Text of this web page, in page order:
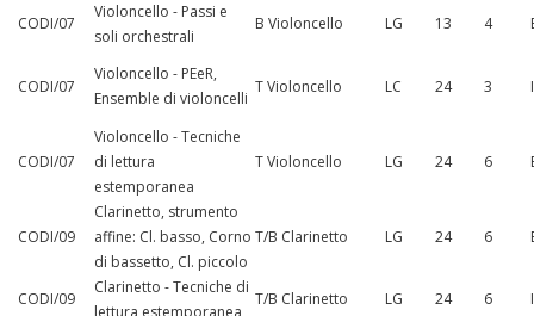
CODI/07
Violoncello - Passi e
soli orchestrali
B Violoncello LG 13 4
CODI/07
Violoncello - PEeR,
Ensemble di violoncelli
T Violoncello LC 24 3
CODI/07
Violoncello - Tecniche
di lettura
estemporanea
T Violoncello LG 24 6
CODI/09
Clarinetto, strumento
affine: Cl. basso, Corno
di bassetto, Cl. piccolo
T/B Clarinetto LG 24 6
CODI/09
Clarinetto - Tecniche di
lettura estemporanea
T/B Clarinetto LG 24 6